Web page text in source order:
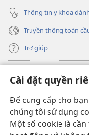
Cài đặt quyền
Để cung cấp cho
chúng tôi sử dụng
Một số cookie là
Thông tin y khoa
Truyền thông toàn
Trợ giúp
(mở
cửa
sổ
mới)
THƯ VIỆN TRỰC
(mở
cửa
sổ
mới)
JW Hub ®
(mở